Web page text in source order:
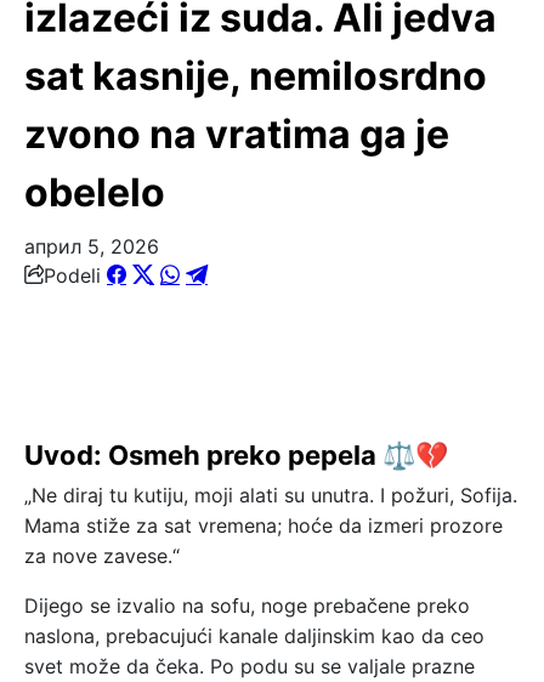
izlazeći iz suda. Ali jedva
sat kasnije, nemilosrdno
zvono na vratima ga je
obelelo
април 5, 2026
Podeli
Uvod: Osmeh preko pepela ⚖️💔
„Ne diraj tu kutiju, moji alati su unutra. I požuri, Sofija.
Mama stiže za sat vremena; hoće da izmeri prozore
za nove zavese.“
Dijego se izvalio na sofu, noge prebačene preko
naslona, prebacujući kanale daljinskim kao da ceo
svet može da čeka. Po podu su se valjale prazne